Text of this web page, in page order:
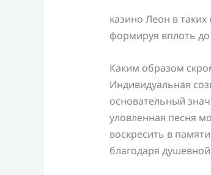
казино Леон в
формируя вплоть
Каким образом
Индивидуальная
основательный
уловленная песня
воскресить в
благодаря